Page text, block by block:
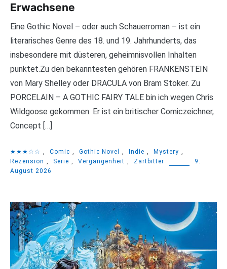
Erwachsene
Eine Gothic Novel – oder auch Schauerroman – ist ein
literarisches Genre des 18. und 19. Jahrhunderts, das
insbesondere mit düsteren, geheimnisvollen Inhalten
punktet.Zu den bekanntesten gehören FRANKENSTEIN
von Mary Shelley oder DRACULA von Bram Stoker. Zu
PORCELAIN – A GOTHIC FAIRY TALE bin ich wegen Chris
Wildgoose gekommen. Er ist ein britischer Comiczeichner,
Concept […]
★★★☆☆ Comic Gothic Novel Indie Mystery
Rezension
Serie Vergangenheit Zartbitter
9.
August 2026